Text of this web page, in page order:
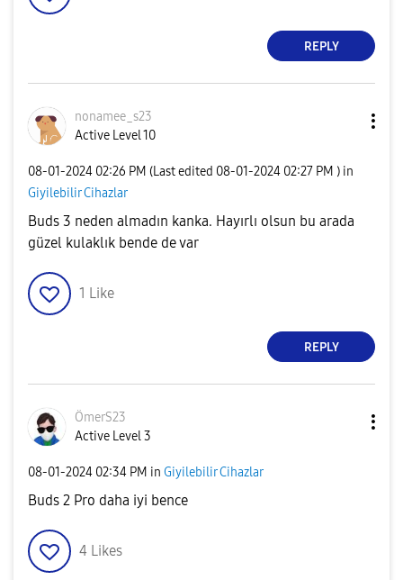
REPLY
nonamee_s23
Active Level 10
‎08-01-2024 02:26 PM (Last edited ‎08-01-2024 02:27 PM ) in
Giyilebilir Cihazlar
Buds 3 neden almadın kanka. Hayırlı olsun bu arada
güzel kulaklık bende de var
1 Like
REPLY
ÖmerS23
Active Level 3
‎08-01-2024 02:34 PM in Giyilebilir Cihazlar
Buds 2 Pro daha iyi bence
4 Likes